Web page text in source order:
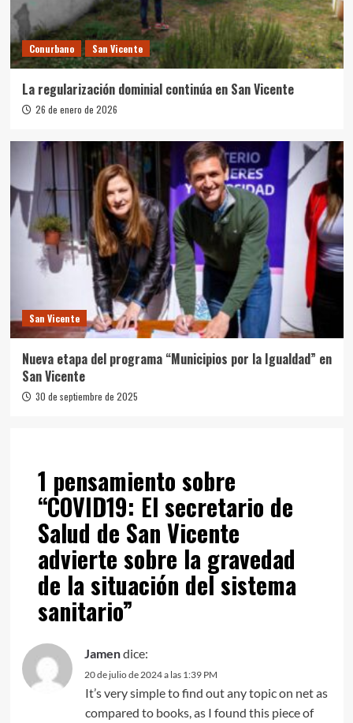
Conurbano San Vicente
La regularización dominial continúa en San Vicente
26 de enero de 2026
San Vicente
Nueva etapa del programa “Municipios por la Igualdad” en
San Vicente
30 de septiembre de 2025
1 pensamiento sobre
“COVID19: El secretario de
Salud de San Vicente
advierte sobre la gravedad
de la situación del sistema
sanitario”
Jamendice:
20 de julio de 2024 a las 1:39 PM
It’s very simple to find out any topic on net as
compared to books, as I found this piece of